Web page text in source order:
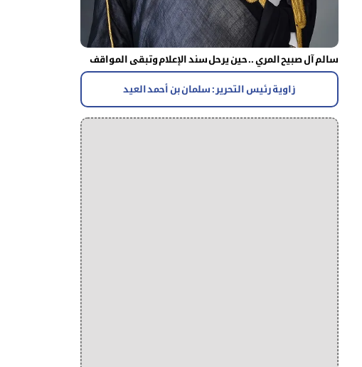
سالم آل صبيح المري .. حين يرحل سند الإعلام وتبقى المواقف
زاوية رئيس التحرير : سلمان بن أحمد العيد